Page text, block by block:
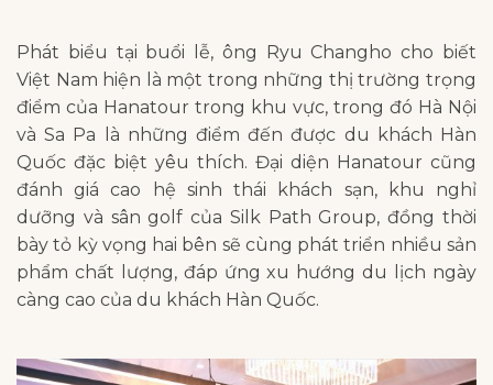
Phát biểu tại buổi lễ, ông Ryu Changho cho biết
Việt Nam hiện là một trong những thị trường trọng
điểm của Hanatour trong khu vực, trong đó Hà Nội
và Sa Pa là những điểm đến được du khách Hàn
Quốc đặc biệt yêu thích. Đại diện Hanatour cũng
đánh giá cao hệ sinh thái khách sạn, khu nghỉ
dưỡng và sân golf của Silk Path Group, đồng thời
bày tỏ kỳ vọng hai bên sẽ cùng phát triển nhiều sản
phẩm chất lượng, đáp ứng xu hướng du lịch ngày
càng cao của du khách Hàn Quốc.